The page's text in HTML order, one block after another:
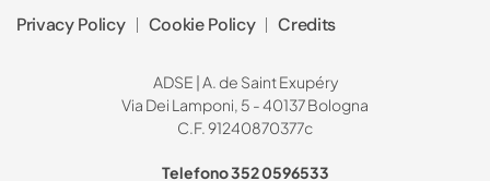
Privacy Policy Cookie Policy Credits
ADSE | A. de Saint Exupéry
Via Dei Lamponi, 5 - 40137 Bologna
C.F. 91240870377c
Telefono 352 0596533